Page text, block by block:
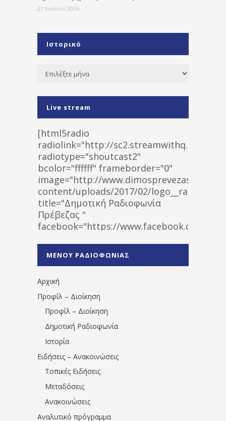
21 Ιουλίου 2026
Ιστορικό
Ιστορικό
Live stream
[html5radio
radiolink="http://
radiotype="shoutcast2"
bcolor="ffffff" frameborder="0"
image="http://www.dimosprevezas.gr/wp-
content/uploads/2017/02/
title="Δημοτική Ραδιοφωνία
Πρέβεζας "
facebook="https://www.facebook.com/
1531194763766854/" artist="" ]
ΜΕΝΟΥ ΡΑΔΙΟΦΩΝΙΑΣ
Αρχική
Προφίλ – Διοίκηση
Προφίλ – Διοίκηση
Δημοτική Ραδιοφωνία
Ιστορία
Ειδήσεις – Ανακοινώσεις
Τοπικές Ειδήσεις
Μεταδόσεις
Ανακοινώσεις
Αναλυτικό πρόγραμμα